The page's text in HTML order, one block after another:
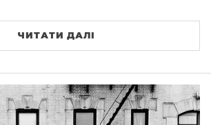
ЧИТАТИ ДАЛІ